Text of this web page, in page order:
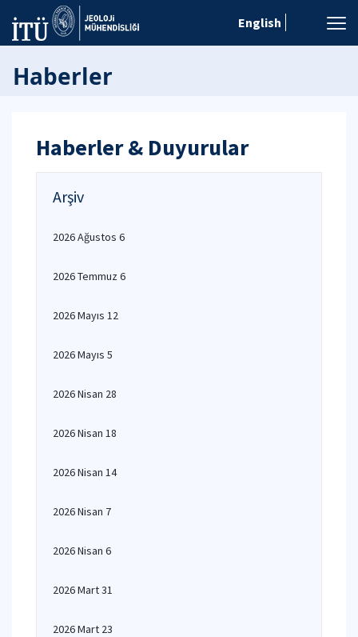
English
Haberler
Haberler & Duyurular
Arşiv
2026 Ağustos 6
2026 Temmuz 6
2026 Mayıs 12
2026 Mayıs 5
2026 Nisan 28
2026 Nisan 18
2026 Nisan 14
2026 Nisan 7
2026 Nisan 6
2026 Mart 31
2026 Mart 23